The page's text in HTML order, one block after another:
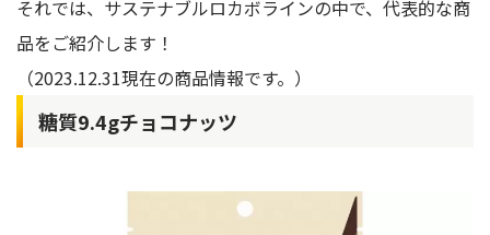
それでは、サステナブルロカボラインの中で、代表的な商
品をご紹介します！
（2023.12.31現在の商品情報です。）
糖質9.4gチョコナッツ